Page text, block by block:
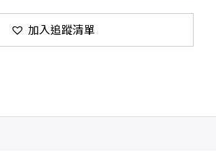
加入追蹤清單